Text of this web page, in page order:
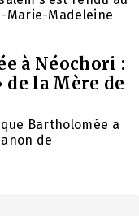
Marie-Madeleine
à Néochori :
la Mère de
Bartholomée a
de